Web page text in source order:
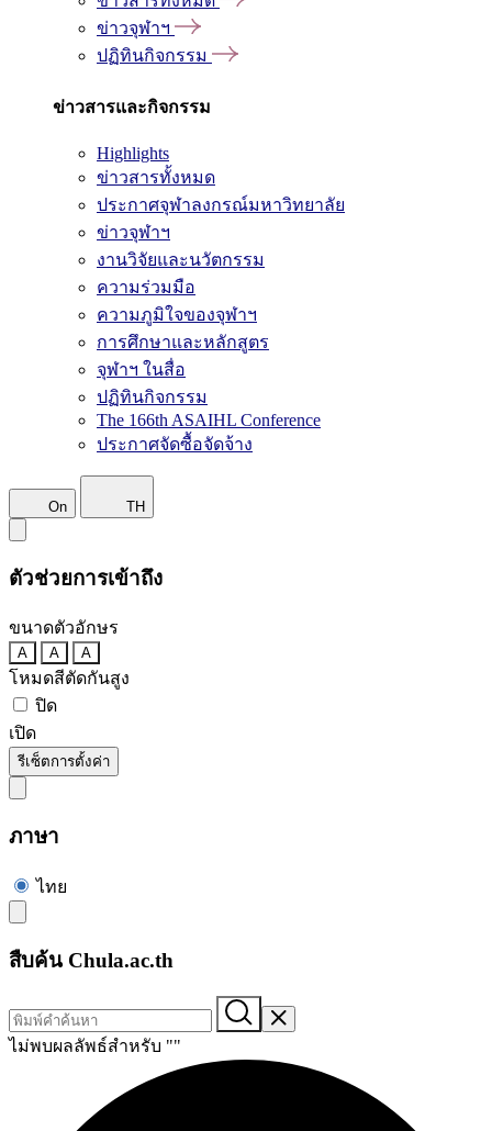
ข่าวจุฬาฯ
ปฏิทินกิจกรรม
ข่าวสารและกิจกรรม
Highlights
ข่าวสารทั้งหมด
ประกาศจุฬาลงกรณ์มหาวิทยาลัย
ข่าวจุฬาฯ
งานวิจัยและนวัตกรรม
ความร่วมมือ
ความภูมิใจของจุฬาฯ
การศึกษาและหลักสูตร
จุฬาฯ ในสื่อ
ปฏิทินกิจกรรม
The 166th ASAIHL Conference
ประกาศจัดซื้อจัดจ้าง
On TH
ตัวช่วยการเข้าถึง
ขนาดตัวอักษร
A A A
โหมดสีตัดกันสูง
ปิด
เปิด
รีเซ็ตการตั้งค่า
ภาษา
ไทย
สืบค้น Chula.ac.th
ไม่พบผลลัพธ์สำหรับ ""